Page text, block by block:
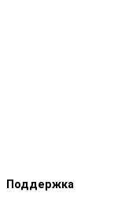
Поддержка